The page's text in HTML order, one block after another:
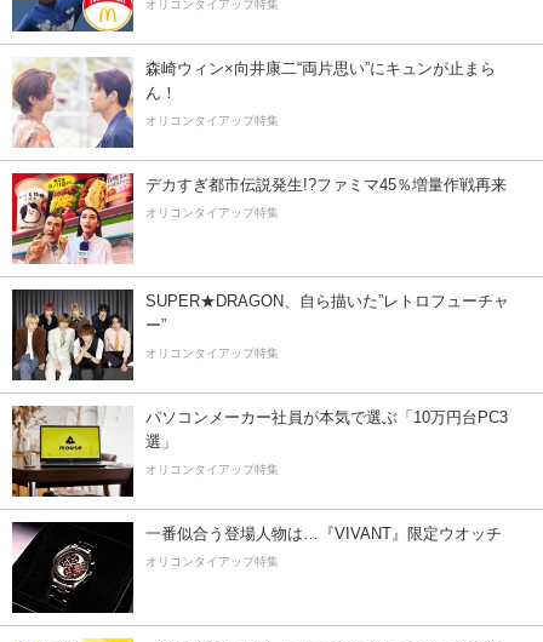
オリコンタイアップ特集
森崎ウィン×向井康二“両片思い”にキュンが止まら
ん！
オリコンタイアップ特集
デカすぎ都市伝説発生!?ファミマ45％増量作戦再来
オリコンタイアップ特集
SUPER★DRAGON、自ら描いた”レトロフューチャ
ー”
オリコンタイアップ特集
パソコンメーカー社員が本気で選ぶ「10万円台PC3
選」
オリコンタイアップ特集
一番似合う登場人物は…『VIVANT』限定ウオッチ
オリコンタイアップ特集